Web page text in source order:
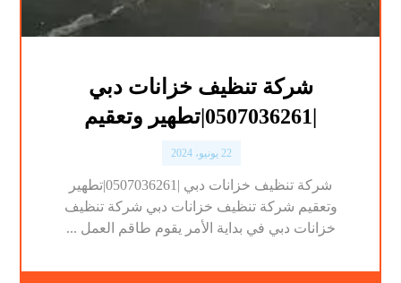
شركة تنظيف خزانات دبي
22 يونيو، 2024
شركة تنظيف خزانات دبي |0507036261|تطهير
وتعقيم شركة تنظيف خزانات دبي شركة تنظيف
خزانات دبي في بداية الأمر يقوم طاقم العمل ...